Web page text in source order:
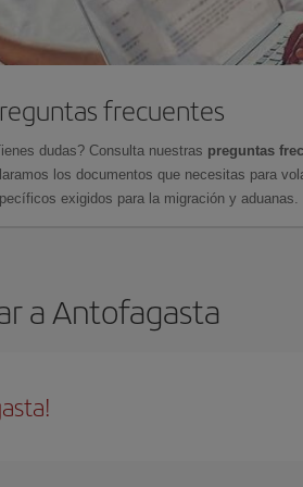
frecuentes
dudas? Consulta nuestras preguntas
los documentos que necesitas para
exigidos para la migración y aduanas.
a Antofagasta